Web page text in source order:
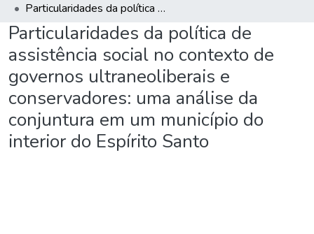
Particularidades da política de assistência social no contexto de governos ultraneoliberais e conservadores: uma análise da conjuntura em um município do interior do Espírito Santo
Particularidades da política de
assistência social no contexto de
governos ultraneoliberais e
conservadores: uma análise da
conjuntura em um município do
interior do Espírito Santo